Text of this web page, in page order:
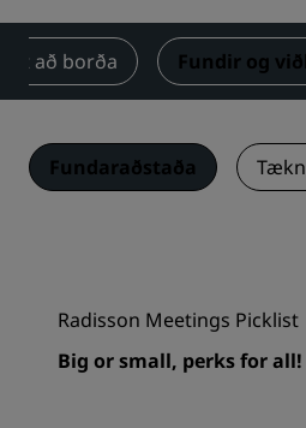
Út að borða Fundir og
Fundaraðstaða
Radisson Meetings Picklist
Big or small, perks for all!